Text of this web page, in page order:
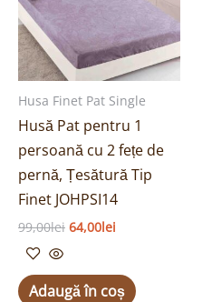
Husa Finet Pat Single
Husă Pat pentru 1
persoană cu 2 fețe de
pernă, Țesătură Tip
Finet JOHPSI14
99,00lei 64,00lei
Adaugă în coș